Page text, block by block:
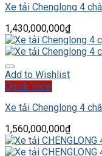
Xe tải Chenglong 4
1,430,000,000₫
Add to Wishlist
Quick View
Xe tải Chenglong 4
1,560,000,000₫